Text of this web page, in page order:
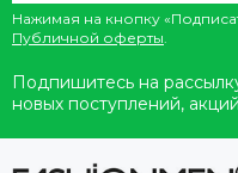
Нажимая на кнопку
Публичной оферты
Подпишитесь на
новых поступлений,